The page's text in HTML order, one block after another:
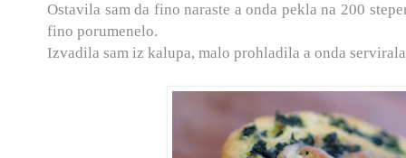
Ostavila sam da fino naraste a onda pekla na 200
fino porumenelo.
Izvadila sam iz kalupa, malo prohladila a onda